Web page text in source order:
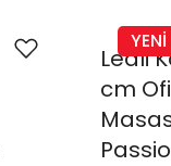
YENİ
Ledli
cm